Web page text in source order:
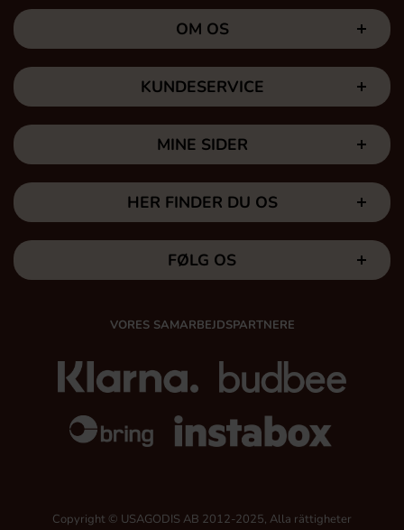
OM OS
KUNDESERVICE
MINE SIDER
HER FINDER DU OS
FØLG OS
VORES SAMARBEJDSPARTNERE
Copyright © USAGODIS AB 2012-2025, Alla rättigheter